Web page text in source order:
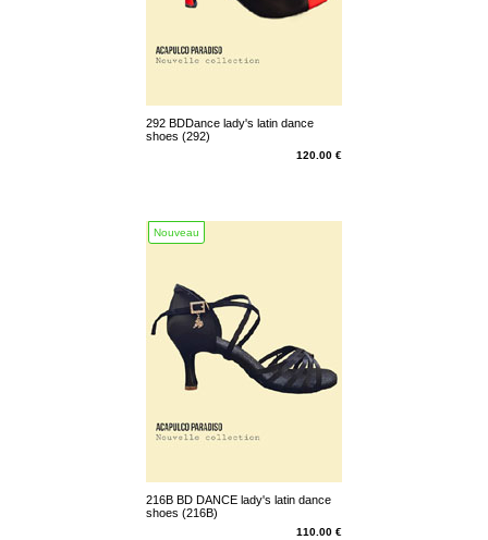
292 BDDance lady's latin dance
shoes (292)
120.00 €
Nouveau
216B BD DANCE lady's latin dance
shoes (216B)
110.00 €